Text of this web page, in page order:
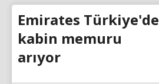
Emirates Türkiye'de
kabin memuru
arıyor